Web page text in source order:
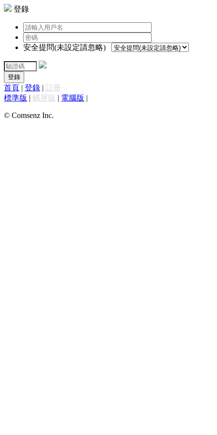
登錄
安全提問(未設定請忽略)
登錄
首頁 | 登錄 | 註冊
標準版 | 觸屏版 | 電腦版 |
© Comsenz Inc.